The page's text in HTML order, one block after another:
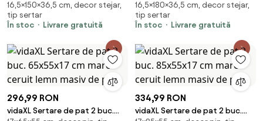
Stejar fumuriu 150 x 36,5 x 16,5
cm
16,5×150×36,5 cm, decor stejar,
tip sertar
În stoc
Livrare gratuită
Stejar fumuriu 180 x 36,5 x 16,5
cm
16,5×180×36,5 cm, decor stejar,
tip sertar
În stoc
Livrare gratuită
296,99 RON
vidaXL Sertare de pat 2 buc.
334,99 RON
vidaXL Sertare de pat 2 buc.